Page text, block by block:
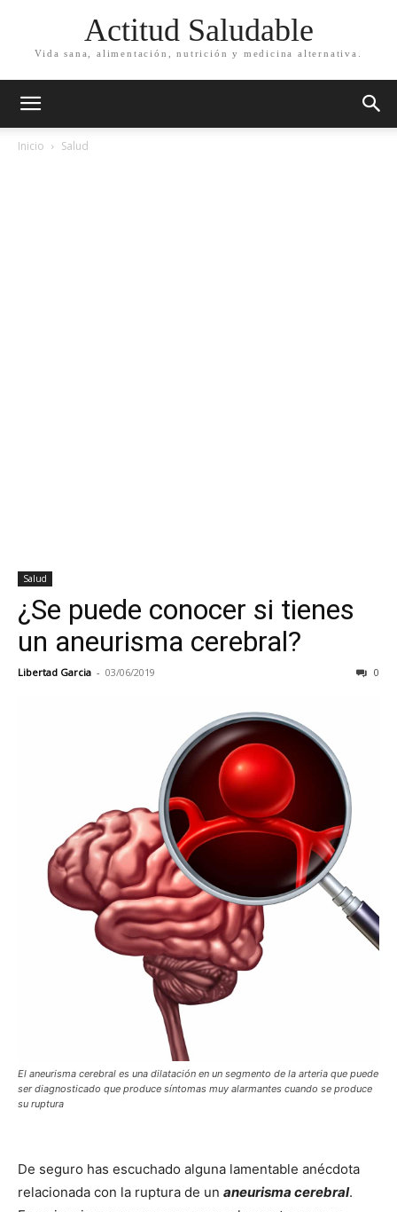
Actitud Saludable
Vida sana, alimentación, nutrición y medicina alternativa.
Inicio Salud
Salud
¿Se puede conocer si tienes
un aneurisma cerebral?
Libertad Garcia - 03/06/2019 0
El aneurisma cerebral es una dilatación en un segmento de la arteria que puede
ser diagnosticado que produce síntomas muy alarmantes cuando se produce
su ruptura
De seguro has escuchado alguna lamentable anécdota
relacionada con la ruptura de un aneurisma cerebral.